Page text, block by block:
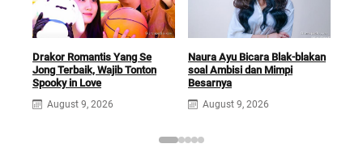
Drakor Romantis Yang Se
Jong Terbaik, Wajib Tonton
Spooky in Love
August 9, 2026
Naura Ayu Bicara Blak-blakan
soal Ambisi dan Mimpi
Besarnya
August 9, 2026